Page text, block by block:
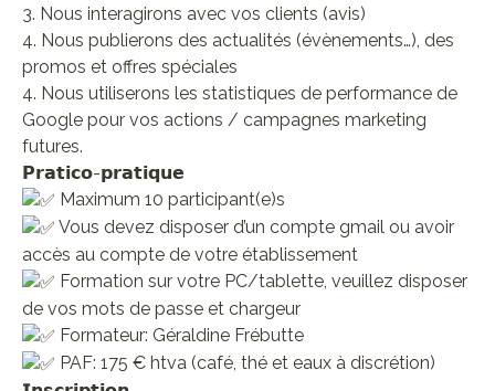
3. Nous interagirons avec vos clients (avis)
4. Nous publierons des actualités (évènements…), des
promos et offres spéciales
4. Nous utiliserons les statistiques de performance de
Google pour vos actions / campagnes marketing
futures.
𝗣𝗿𝗮𝘁𝗶𝗰𝗼-𝗽𝗿𝗮𝘁𝗶𝗾𝘂𝗲
Maximum 10 participant(e)s
Vous devez disposer d’un compte gmail ou avoir
accès au compte de votre établissement
Formation sur votre PC/tablette, veuillez disposer
de vos mots de passe et chargeur
Formateur: Géraldine Frébutte
PAF: 175 € htva (café, thé et eaux à discrétion)